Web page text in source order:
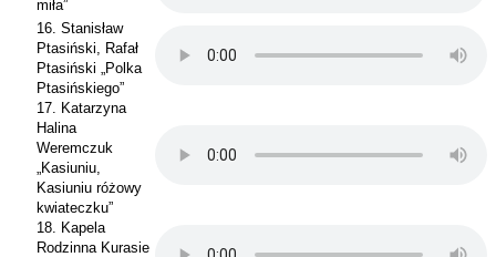
miła”
16. Stanisław
Ptasiński, Rafał
Ptasiński „Polka
Ptasińskiego”
17. Katarzyna
Halina
Weremczuk
„Kasiuniu,
Kasiuniu różowy
kwiateczku”
18. Kapela
Rodzinna Kurasie